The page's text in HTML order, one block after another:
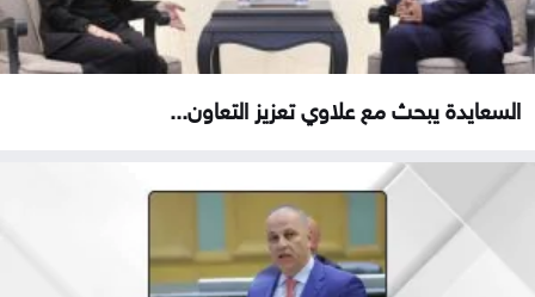
السعايدة يبحث مع علاوي تعزيز التعاون...